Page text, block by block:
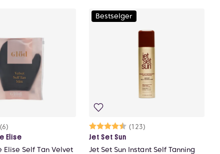
(6)5 mulige
Elise
Elise Self Tan Velvet
Bestselger
Karakter:
(123)
4.6 av 5 mulige
Jet Set Sun
Jet Set Sun Instant Self Tanning